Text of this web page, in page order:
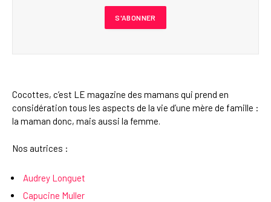
Cocottes, c’est LE magazine des mamans qui prend en
considération tous les aspects de la vie d’une mère de famille :
la maman donc, mais aussi la femme.
Nos autrices :
Audrey Longuet
Capucine Muller